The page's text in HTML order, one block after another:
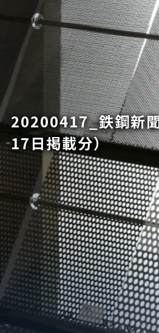
20200417_鉄鋼新
17日掲載分）